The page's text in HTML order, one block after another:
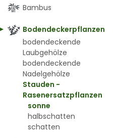
Bambus
Bodendeckerpflanzen
bodendeckende
Laubgehölze
bodendeckende
Nadelgehölze
Stauden -
Rasenersatzpflanzen
sonne
halbschatten
schatten